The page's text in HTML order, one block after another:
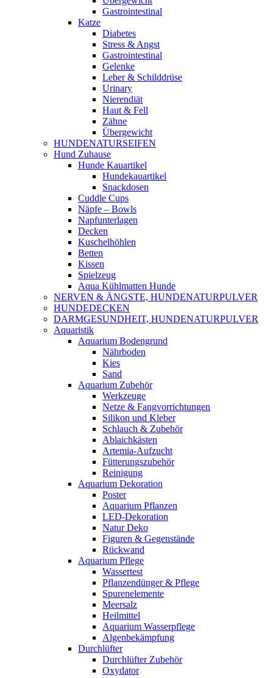
Gastrointestinal
Katze
Diabetes
Stress & Angst
Gastrointestinal
Gelenke
Leber & Schilddrüse
Urinary
Nierendiät
Haut & Fell
Zähne
Übergewicht
HUNDENATURSEIFEN
Hund Zuhause
Hunde Kauartikel
Hundekauartikel
Snackdosen
Cuddle Cups
Näpfe – Bowls
Napfunterlagen
Decken
Kuschelhöhlen
Betten
Kissen
Spielzeug
Aqua Kühlmatten Hunde
NERVEN & ÄNGSTE, HUNDENATURPULVER
HUNDEDECKEN
DARMGESUNDHEIT, HUNDENATURPULVER
Aquaristik
Aquarium Bodengrund
Nährboden
Kies
Sand
Aquarium Zubehör
Werkzeuge
Netze & Fangvorrichtungen
Silikon und Kleber
Schlauch & Zubehör
Ablaichkästen
Artemia-Aufzucht
Fütterungszubehör
Reinigung
Aquarium Dekoration
Poster
Aquarium Pflanzen
LED-Dekoration
Natur Deko
Figuren & Gegenstände
Rückwand
Aquarium Pflege
Wassertest
Pflanzendünger & Pflege
Spurenelemente
Meersalz
Heilmittel
Aquarium Wasserpflege
Algenbekämpfung
Durchlüfter
Durchlüfter Zubehör
Oxydator